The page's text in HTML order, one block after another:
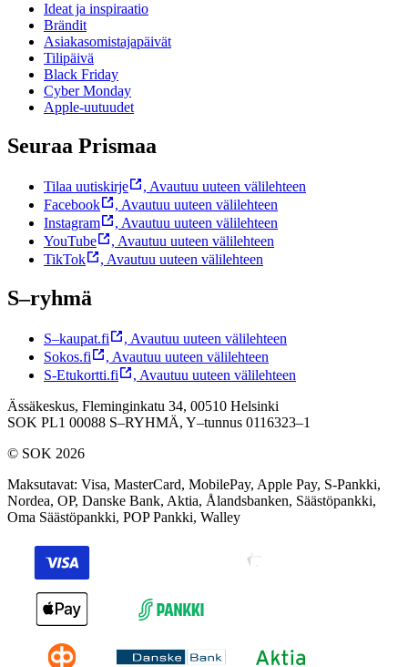
Ideat ja inspiraatio
Brändit
Asiakasomistajapäivät
Tilipäivä
Black Friday
Cyber Monday
Apple-uutuudet
Seuraa Prismaa
Tilaa uutiskirje , Avautuu uuteen välilehteen
Facebook
, Avautuu uuteen välilehteen
Instagram
, Avautuu uuteen välilehteen
YouTube
, Avautuu uuteen välilehteen
TikTok
, Avautuu uuteen välilehteen
S–ryhmä
S–kaupat.fi , Avautuu uuteen välilehteen
Sokos.fi
, Avautuu uuteen välilehteen
S-Etukortti.fi
, Avautuu uuteen välilehteen
Ässäkeskus, Fleminginkatu 34, 00510 Helsinki
SOK PL1 00088 S–RYHMÄ, Y–tunnus 0116323–1
© SOK 2026
Maksutavat: Visa, MasterCard, MobilePay, Apple Pay, S-Pankki,
Nordea, OP, Danske Bank, Aktia, Ålandsbanken, Säästöpankki,
Oma Säästöpankki, POP Pankki, Walley